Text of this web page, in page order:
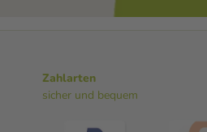
Zahlarten
sicher und bequem